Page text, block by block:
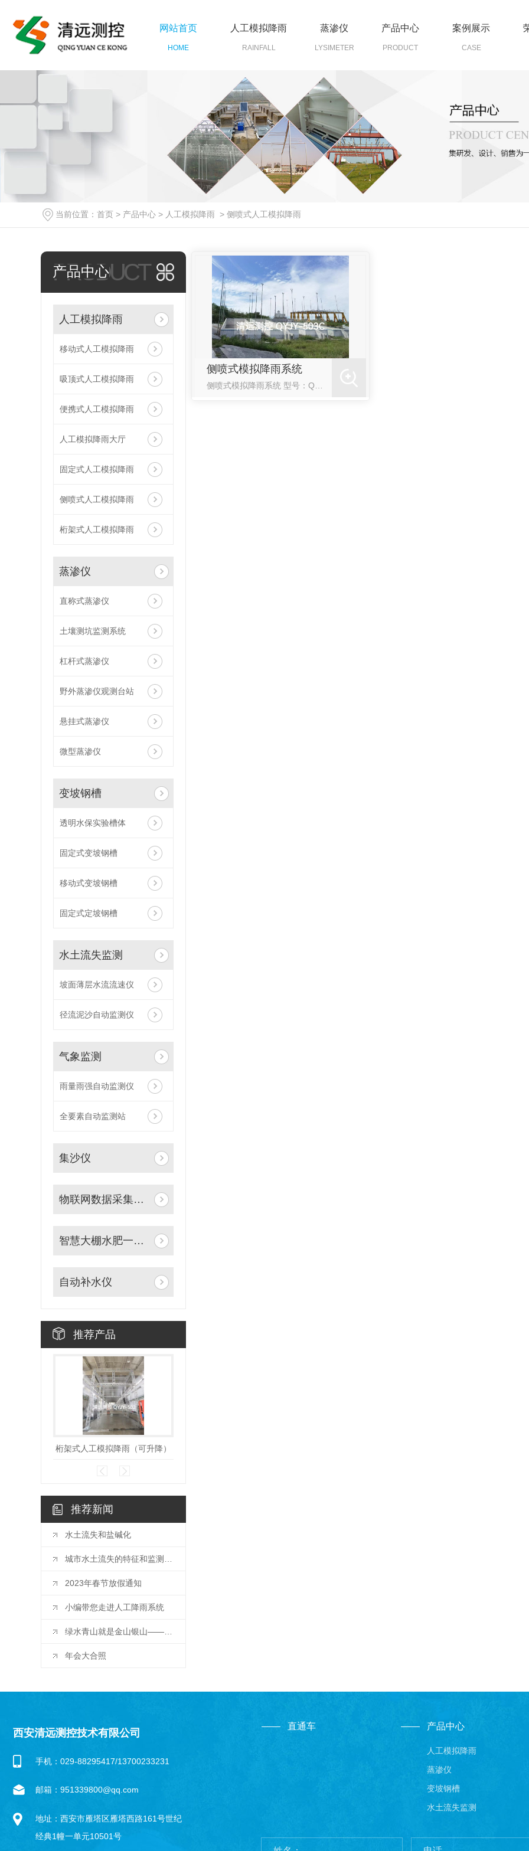
网站首页
HOME
人工模拟降雨
RAINFALL
蒸渗仪
LYSIMETER
产品中心
PRODUCT
案例展示
CASE
当前位置： 首页 > 产品中心 > 人工模拟降雨 > 侧喷式人工模拟降雨
PRODUCT
产品中心
人工模拟降雨
移动式人工模拟降雨
吸顶式人工模拟降雨
便携式人工模拟降雨
人工模拟降雨大厅
固定式人工模拟降雨
侧喷式人工模拟降雨
桁架式人工模拟降雨
蒸渗仪
直称式蒸渗仪
土壤测坑监测系统
杠杆式蒸渗仪
野外蒸渗仪观测台站
悬挂式蒸渗仪
微型蒸渗仪
变坡钢槽
透明水保实验槽体
固定式变坡钢槽
移动式变坡钢槽
固定式定坡钢槽
水土流失监测
坡面薄层水流流速仪
径流泥沙自动监测仪
气象监测
雨量雨强自动监测仪
全要素自动监测站
集沙仪
物联网数据采集系统
智慧大棚水肥一体化自动灌溉系统
自动补水仪
推荐产品
桁架式人工模拟降雨（可升降）
推荐新闻
水土流失和盐碱化
城市水土流失的特征和监测方法
2023年春节放假通知
小编带您走进人工降雨系统
绿水青山就是金山银山——三位**在2019年水保年会开幕式上的致辞
年会大合照
侧喷式模拟降雨系统
西安清远测控技术有限公司
手机：029-88295417/13700233231
邮箱：951339800@qq.com
地址：西安市雁塔区雁塔西路161号世纪
经典1幢一单元10501号
直通车 产品中心
人工模拟降雨
蒸渗仪
变坡钢槽
水土流失监测